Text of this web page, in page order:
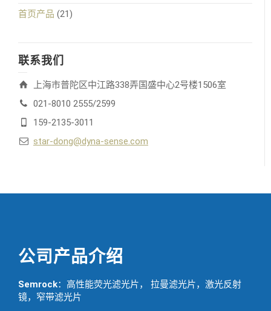
首页产品 (21)
联系我们
上海市普陀区中江路338弄国盛中心2号楼1506室
021-8010 2555/2599
159-2135-3011
star-dong@dyna-sense.com
公司产品介绍
Semrock：高性能荧光滤光片， 拉曼滤光片，激光反射
镜，窄带滤光片